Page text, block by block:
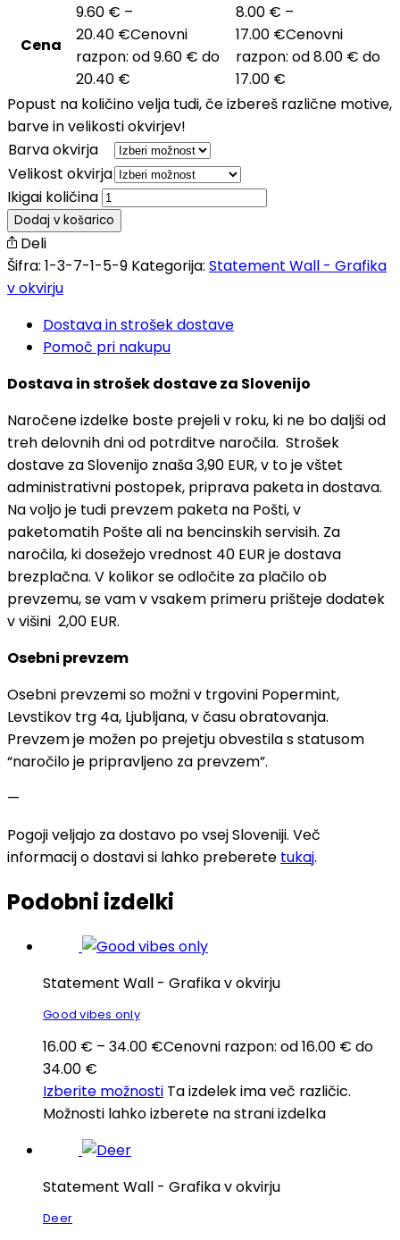
Cena
9.60 € –
20.40 €Cenovni
razpon: od 9.60 € do
20.40 €
8.00 € –
17.00 €Cenovni
razpon: od 8.00 € do
17.00 €
Popust na količino velja tudi, če izbereš različne motive,
barve in velikosti okvirjev!
Barva okvirja
Velikost okvirja
Ikigai količina
Dodaj v košarico
Deli
Šifra: 1-3-7-1-5-9 Kategorija: Statement Wall - Grafika
v okvirju
Dostava in strošek dostave
Pomoč pri nakupu
Dostava in strošek dostave za Slovenijo
Naročene izdelke boste prejeli v roku, ki ne bo daljši od
treh delovnih dni od potrditve naročila. Strošek
dostave za Slovenijo znaša 3,90 EUR, v to je vštet
administrativni postopek, priprava paketa in dostava.
Na voljo je tudi prevzem paketa na Pošti, v
paketomatih Pošte ali na bencinskih servisih. Za
naročila, ki dosežejo vrednost 40 EUR je dostava
brezplačna. V kolikor se odločite za plačilo ob
prevzemu, se vam v vsakem primeru prišteje dodatek
v višini 2,00 EUR.
Osebni prevzem
Osebni prevzemi so možni v trgovini Popermint,
Levstikov trg 4a, Ljubljana, v času obratovanja.
Prevzem je možen po prejetju obvestila s statusom
“naročilo je pripravljeno za prevzem”.
—
Pogoji veljajo za dostavo po vsej Sloveniji. Več
informacij o dostavi si lahko preberete tukaj.
Podobni izdelki
Statement Wall - Grafika v okvirju
Good vibes only
16.00 € – 34.00 €Cenovni razpon: od 16.00 € do
34.00 €
Izberite možnosti Ta izdelek ima več različic.
Možnosti lahko izberete na strani izdelka
Statement Wall - Grafika v okvirju
Deer